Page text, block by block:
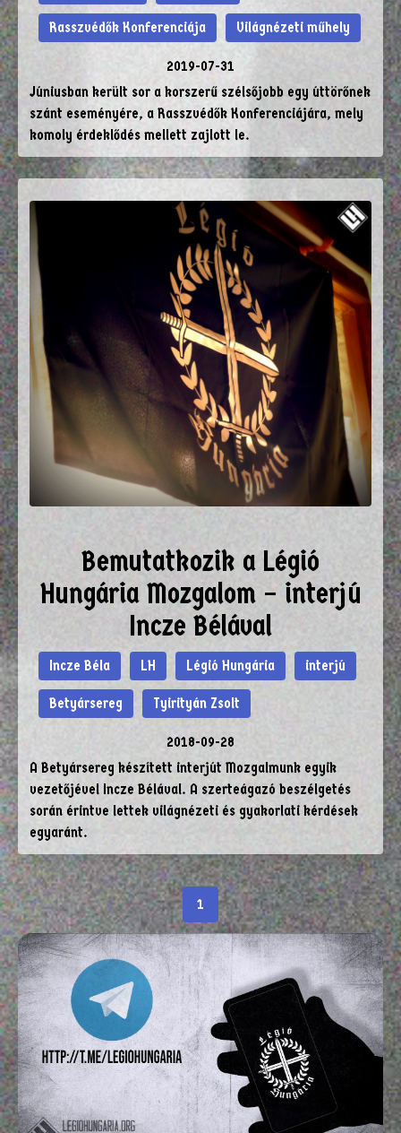
Rasszvédők Konferenciája Világnézeti műhely
2019-07-31
Júniusban került sor a korszerű szélsőjobb egy úttörőnek
szánt eseményére, a Rasszvédők Konferenciájára, mely
komoly érdeklődés mellett zajlott le.
Bemutatkozik a Légió
Hungária Mozgalom – interjú
Incze Bélával
Incze Béla LH Légió Hungária interjú
Betyársereg Tyirityán Zsolt
2018-09-28
A Betyársereg készített interjút Mozgalmunk egyik
vezetőjével Incze Bélával. A szerteágazó beszélgetés
során érintve lettek világnézeti és gyakorlati kérdések
egyaránt.
1